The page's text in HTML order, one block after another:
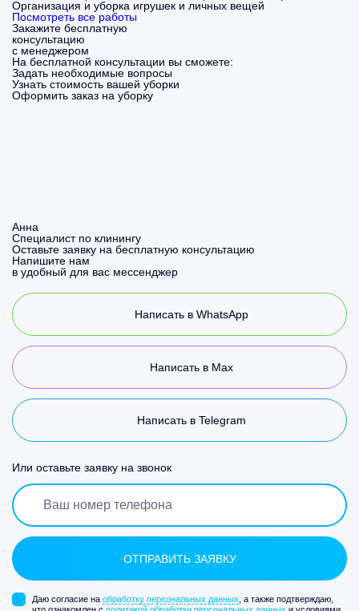
Организация и уборка игрушек и личных вещей
Посмотреть все работы
Закажите бесплатную
консультацию
с менеджером
На бесплатной консультации вы сможете:
Задать необходимые вопросы
Узнать стоимость вашей уборки
Оформить заказ на уборку
Анна
Специалист по клинингу
Оставьте заявку на бесплатную консультацию
Напишите нам
в удобный для вас мессенджер
Написать в WhatsApp
Написать в Max
Написать в Telegram
Или оставьте заявку на звонок
Даю согласие на обработку персональных данных , а также подтверждаю,